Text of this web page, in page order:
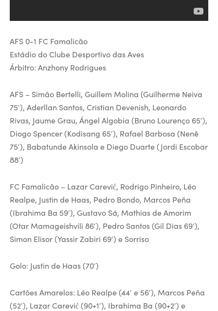
AFS 0-1 FC Famalicão
Estádio do Clube Desportivo das Aves
Árbitro: Anzhony Rodrigues
AFS – Simão Bertelli, Guillem Molina (Guilherme Neiva
75′), Aderllan Santos, Cristian Devenish, Leonardo
Rivas, Jaume Grau, Ángel Algobia (Bruno Lourenço 65′),
Diogo Spencer (Kodisang 65′), Rafael Barbosa (Nenê
75′), Babatunde Akinsola e Diego Duarte (Jordi Escobar
88′)
FC Famalicão – Lazar Carević, Rodrigo Pinheiro, Léo
Realpe, Justin de Haas, Pedro Bondo, Marcos Peña
(Ibrahima Ba 59′), Gustavo Sá, Mathias de Amorim
(Otar Mamageishvili 86′), Pedro Santos (Gil Dias 69′),
Simon Elisor (Yassir Zabiri 69′) e Sorriso
Golo: Justin de Haas (70′)
Cartões Amarelos: Léo Realpe (44′ e 56′), Marcos Peña
(52′), Lazar Carević (90+1′), Ibrahima Ba (90+2′) e